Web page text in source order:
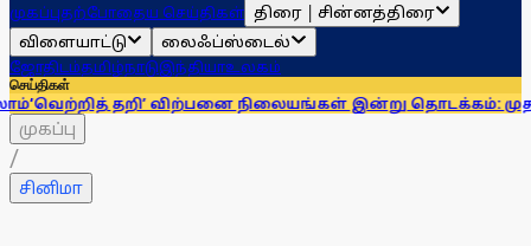
முகப்புதற்போதைய செய்திகள் திரை | சின்னத்திரை
விளையாட்டு
லைஃப்ஸ்டைல்
ஜோதிடம்தமிழ்நாடுஇந்தியாஉலகம்
செய்திகள்
தறி’ விற்பனை நிலையங்கள் இன்று தொடக்கம்: முதல்வா்
முகப்பு
/
சினிமா